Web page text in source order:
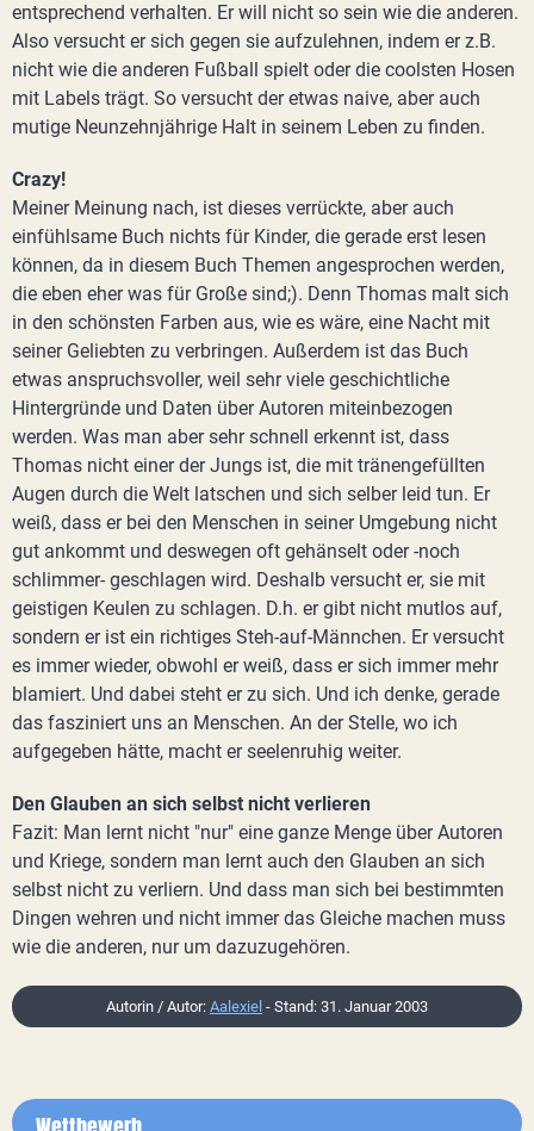
entsprechend verhalten. Er will nicht so sein wie die anderen.
Also versucht er sich gegen sie aufzulehnen, indem er z.B.
nicht wie die anderen Fußball spielt oder die coolsten Hosen
mit Labels trägt. So versucht der etwas naive, aber auch
mutige Neunzehnjährige Halt in seinem Leben zu finden.
Crazy!
Meiner Meinung nach, ist dieses verrückte, aber auch
einfühlsame Buch nichts für Kinder, die gerade erst lesen
können, da in diesem Buch Themen angesprochen werden,
die eben eher was für Große sind;). Denn Thomas malt sich
in den schönsten Farben aus, wie es wäre, eine Nacht mit
seiner Geliebten zu verbringen. Außerdem ist das Buch
etwas anspruchsvoller, weil sehr viele geschichtliche
Hintergründe und Daten über Autoren miteinbezogen
werden. Was man aber sehr schnell erkennt ist, dass
Thomas nicht einer der Jungs ist, die mit tränengefüllten
Augen durch die Welt latschen und sich selber leid tun. Er
weiß, dass er bei den Menschen in seiner Umgebung nicht
gut ankommt und deswegen oft gehänselt oder -noch
schlimmer- geschlagen wird. Deshalb versucht er, sie mit
geistigen Keulen zu schlagen. D.h. er gibt nicht mutlos auf,
sondern er ist ein richtiges Steh-auf-Männchen. Er versucht
es immer wieder, obwohl er weiß, dass er sich immer mehr
blamiert. Und dabei steht er zu sich. Und ich denke, gerade
das fasziniert uns an Menschen. An der Stelle, wo ich
aufgegeben hätte, macht er seelenruhig weiter.
Den Glauben an sich selbst nicht verlieren
Fazit: Man lernt nicht "nur" eine ganze Menge über Autoren
und Kriege, sondern man lernt auch den Glauben an sich
selbst nicht zu verliern. Und dass man sich bei bestimmten
Dingen wehren und nicht immer das Gleiche machen muss
wie die anderen, nur um dazuzugehören.
Autorin / Autor: Aalexiel - Stand: 31. Januar 2003